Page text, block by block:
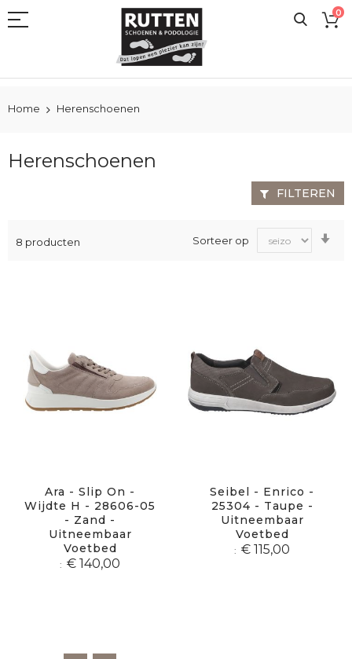
naar
0
Home Herenschoenen
Herenschoenen
8 producten Sorteer op
Ara - Slip On -
Wijdte H - 28606-05
- Zand -
Uitneembaar
Voetbed
€ 140,00
Seibel - Enrico -
25304 - Taupe -
Uitneembaar
Voetbed
€ 115,00
FILTEREN